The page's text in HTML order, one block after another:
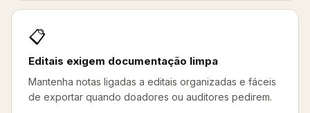
📋
Editais exigem documentação limpa
Mantenha notas ligadas a editais organizadas e fáceis
de exportar quando doadores ou auditores pedirem.